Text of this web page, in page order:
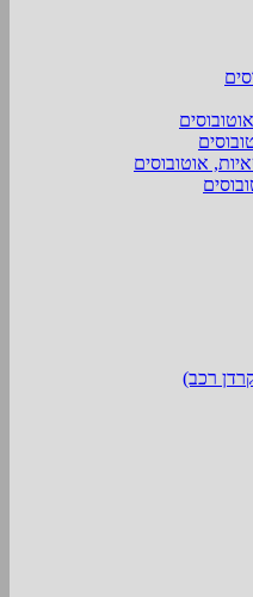
אוטובוסים
רכב)